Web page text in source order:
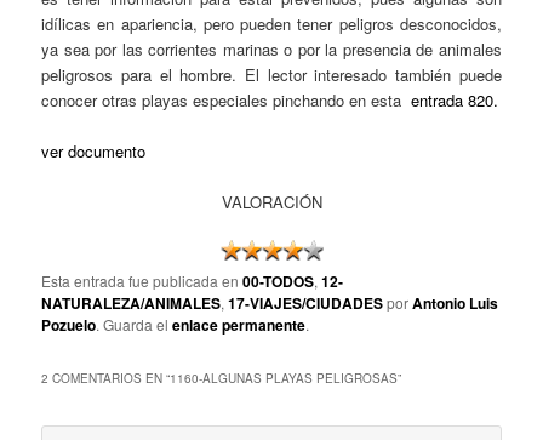
idílicas en apariencia, pero pueden tener peligros desconocidos,
ya sea por las corrientes marinas o por la presencia de animales
peligrosos para el hombre. El lector interesado también puede
conocer otras playas especiales pinchando en estaentrada 820.
ver documento
VALORACIÓN
Esta entrada fue publicada en00-TODOS,12-
NATURALEZA/ANIMALES,17-VIAJES/CIUDADESporAntonio Luis
Pozuelo. Guarda elenlace permanente.
2 COMENTARIOS EN “1160-ALGUNAS PLAYAS PELIGROSAS”